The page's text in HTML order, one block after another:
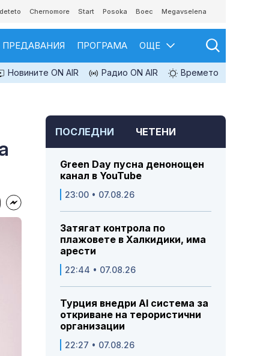
Chernomore Start Posoka Boec Megavselena
ПРЕДАВАНИЯ ПРОГРАМА ОЩЕ
Новините ON AIR Радио ON AIR Времето
ПОСЛЕДНИ ЧЕТЕНИ
Green Day пусна денонощен
канал в YouTube
23:00 • 07.08.26
Затягат контрола по
плажовете в Халкидики, има
арести
22:44 • 07.08.26
Турция внедри AI система за
откриване на терористични
организации
22:27 • 07.08.26